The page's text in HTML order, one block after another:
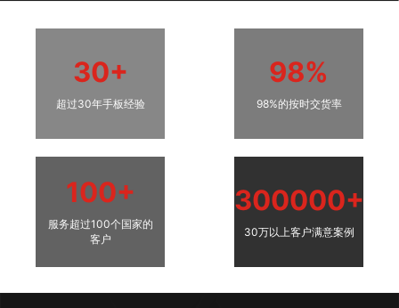
30+
超过30年手板经验
98%
98%的按时交货率
100+
服务超过100个国家的
客户
300000+
30万以上客户满意案例